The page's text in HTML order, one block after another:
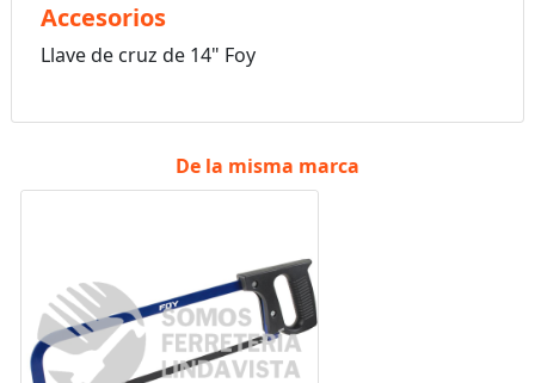
Accesorios
Llave de cruz de 14" Foy
De la misma marca